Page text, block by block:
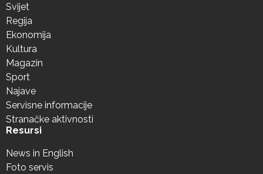
Svijet
Regija
Ekonomija
Kultura
Magazin
Sport
Najave
Servisne informacije
Stranačke aktivnosti
Resursi
News in English
Foto servis